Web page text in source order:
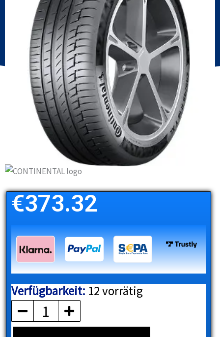
€373.32
Verfügbarkeit: 12 vorrätig
CONTINENTAL
Menge